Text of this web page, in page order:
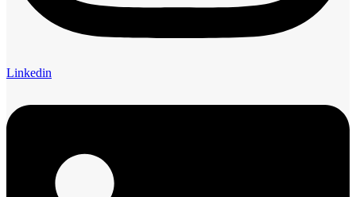
Linkedin